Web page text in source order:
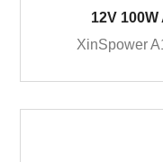
12V
XinSpower